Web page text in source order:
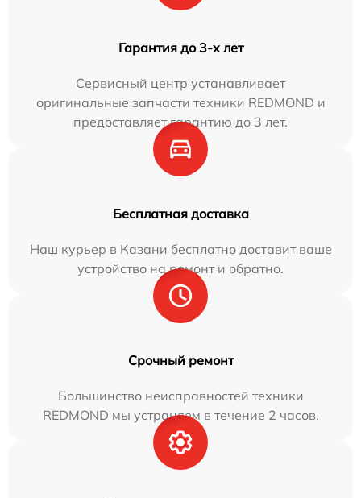
Гарантия до 3-х лет
Сервисный центр устанавливает
оригинальные запчасти техники REDMOND и
предоставляет гарантию до 3 лет.
Бесплатная доставка
Наш курьер в Казани бесплатно доставит ваше
устройство на ремонт и обратно.
Срочный ремонт
Большинство неисправностей техники
REDMOND мы устраняем в течение 2 часов.